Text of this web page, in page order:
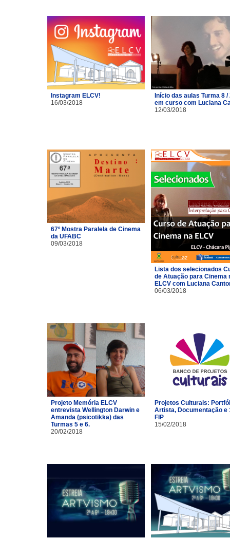
Instagram ELCV!
16/03/2018
Início das aulas Turma 8 /
em curso com Luciana
12/03/2018
67º Mostra Paralela de Cinema
da UFABC
09/03/2018
Lista dos selecionados
de Atuação para Cinema
ELCV com Luciana
06/03/2018
Projeto Memória ELCV
entrevista Wellington Darwin e
Amanda (psicotikka) das
Turmas 5 e 6.
20/02/2018
Projetos Culturais:
Artista, Documentação e
FIP
15/02/2018